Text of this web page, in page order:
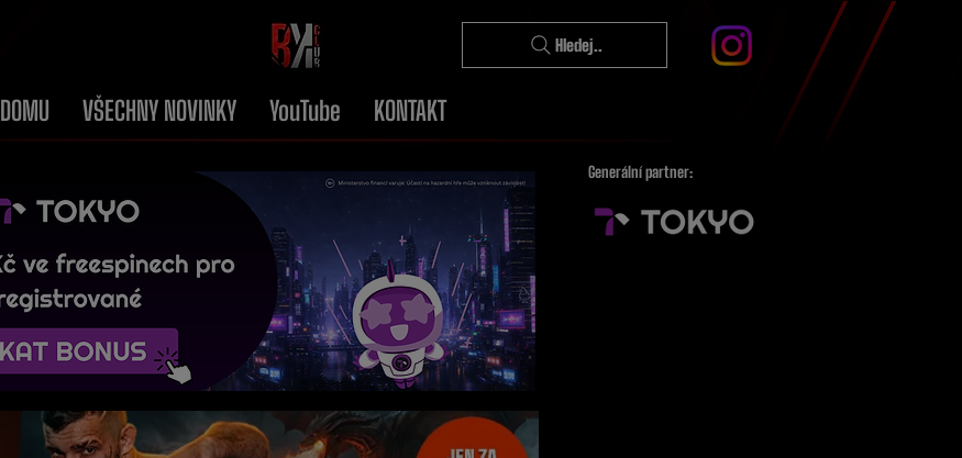
Hledej..
DOMU VŠECHNY NOVINKY YouTube KONTAKT
Generální partner: